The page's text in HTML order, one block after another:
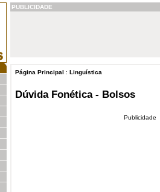
PUBLICIDADE
Página Principal : Linguística
Dúvida Fonética - Bolsos
Publicidade